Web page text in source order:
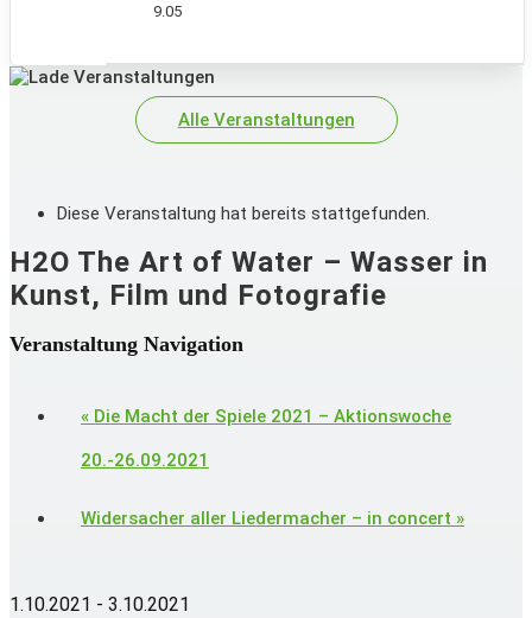
9.05
Alle Veranstaltungen
Diese Veranstaltung hat bereits stattgefunden.
H2O The Art of Water – Wasser in
Kunst, Film und Fotografie
Veranstaltung Navigation
« Die Macht der Spiele 2021 – Aktionswoche
20.-26.09.2021
Widersacher aller Liedermacher – in concert »
1.10.2021 - 3.10.2021